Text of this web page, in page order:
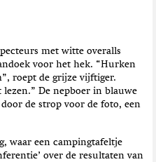
met witte overalls
voor het hek. “Hurken
roept de grijze vijftiger.
De nepboer in blauwe
de strop voor de foto, een
waar een campingtafeltje
over de resultaten van